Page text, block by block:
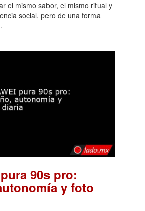
el mismo sabor, el mismo ritual y
social, pero de una forma
90s pro:
y foto